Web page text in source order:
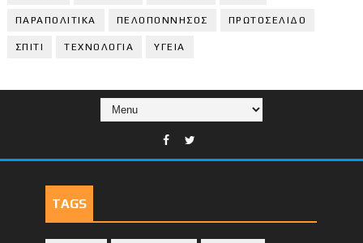
ΠΑΡΑΠΟΛΙΤΙΚΑ ΠΕΛΟΠΟΝΝΗΣΟΣ ΠΡΩΤΟΣΕΛΙΔΟ
ΣΠΙΤΙ ΤΕΧΝΟΛΟΓΙΑ ΥΓΕΙΑ
TAGS